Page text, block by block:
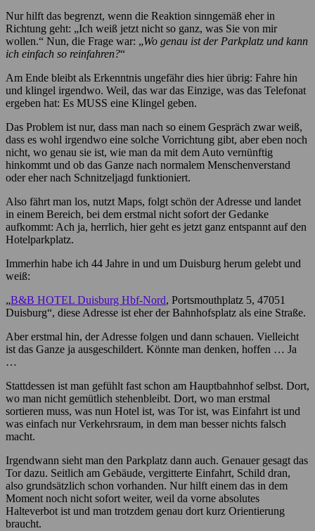
Nur hilft das begrenzt, wenn die Reaktion sinngemäß eher in
Richtung geht: „Ich weiß jetzt nicht so ganz, was Sie von mir
wollen.“ Nun, die Frage war: „Wo genau ist der Parkplatz und kann
ich einfach so reinfahren?“
Am Ende bleibt als Erkenntnis ungefähr dies hier übrig: Fahre hin
und klingel irgendwo. Weil, das war das Einzige, was das Telefonat
ergeben hat: Es MUSS eine Klingel geben.
Das Problem ist nur, dass man nach so einem Gespräch zwar weiß,
dass es wohl irgendwo eine solche Vorrichtung gibt, aber eben noch
nicht, wo genau sie ist, wie man da mit dem Auto vernünftig
hinkommt und ob das Ganze nach normalem Menschenverstand
oder eher nach Schnitzeljagd funktioniert.
Also fährt man los, nutzt Maps, folgt schön der Adresse und landet
in einem Bereich, bei dem erstmal nicht sofort der Gedanke
aufkommt: Ach ja, herrlich, hier geht es jetzt ganz entspannt auf den
Hotelparkplatz.
Immerhin habe ich 44 Jahre in und um Duisburg herum gelebt und
weiß:
„B&B HOTEL Duisburg Hbf-Nord, Portsmouthplatz 5, 47051
Duisburg“, diese Adresse ist eher der Bahnhofsplatz als eine Straße.
Aber erstmal hin, der Adresse folgen und dann schauen. Vielleicht
ist das Ganze ja ausgeschildert. Könnte man denken, hoffen … Ja
…
Stattdessen ist man gefühlt fast schon am Hauptbahnhof selbst. Dort,
wo man nicht gemütlich stehenbleibt. Dort, wo man erstmal
sortieren muss, was nun Hotel ist, was Tor ist, was Einfahrt ist und
was einfach nur Verkehrsraum, in dem man besser nichts falsch
macht.
Irgendwann sieht man den Parkplatz dann auch. Genauer gesagt das
Tor dazu. Seitlich am Gebäude, vergitterte Einfahrt, Schild dran,
also grundsätzlich schon vorhanden. Nur hilft einem das in dem
Moment noch nicht sofort weiter, weil da vorne absolutes
Halteverbot ist und man trotzdem genau dort kurz Orientierung
braucht.